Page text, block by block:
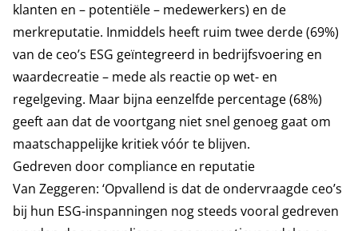
klanten en – potentiële – medewerkers) en de
merkreputatie. Inmiddels heeft ruim twee derde (69%)
van de ceo’s ESG geïntegreerd in bedrijfsvoering en
waardecreatie – mede als reactie op wet- en
regelgeving. Maar bijna eenzelfde percentage (68%)
geeft aan dat de voortgang niet snel genoeg gaat om
maatschappelijke kritiek vóór te blijven.
Gedreven door compliance en reputatie
Van Zeggeren: ‘Opvallend is dat de ondervraagde ceo’s
bij hun ESG-inspanningen nog steeds vooral gedreven